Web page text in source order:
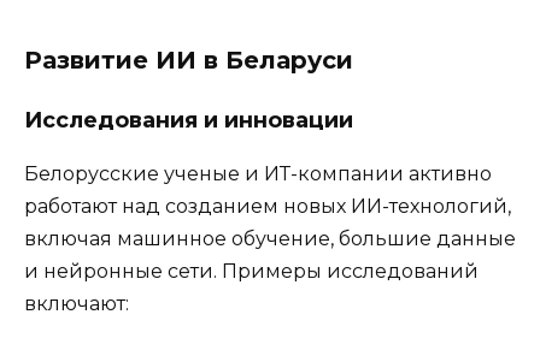
Развитие ИИ в Беларуси
Исследования и инновации
Белорусские ученые и ИТ-компании активно
работают над созданием новых ИИ-технологий,
включая машинное обучение, большие данные
и нейронные сети. Примеры исследований
включают: